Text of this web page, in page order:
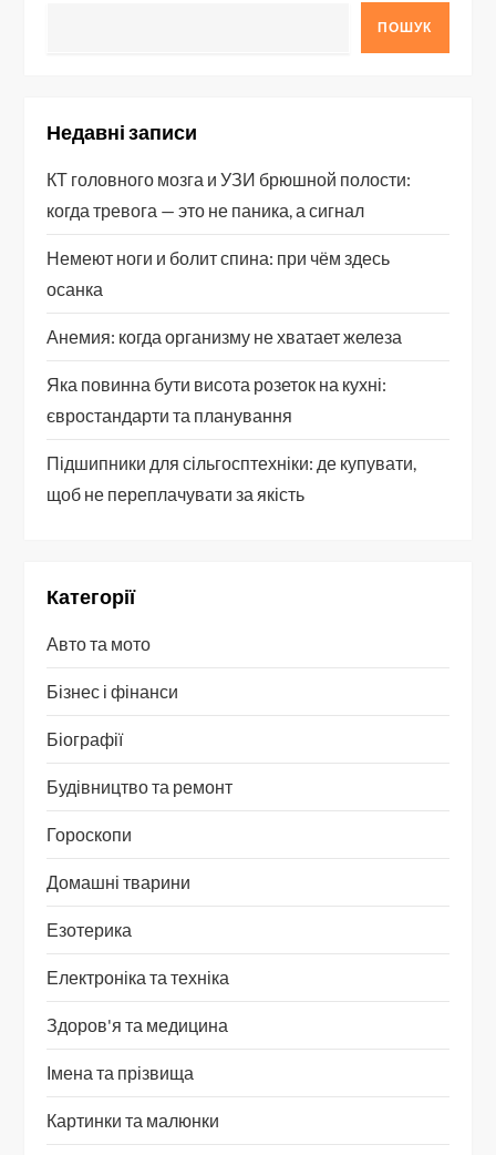
ПОШУК
Недавні записи
КТ головного мозга и УЗИ брюшной полости:
когда тревога — это не паника, а сигнал
Немеют ноги и болит спина: при чём здесь
осанка
Анемия: когда организму не хватает железа
Яка повинна бути висота розеток на кухні:
євростандарти та планування
Підшипники для сільгосптехніки: де купувати,
щоб не переплачувати за якість
Категорії
Авто та мото
Бізнес і фінанси
Біографії
Будівництво та ремонт
Гороскопи
Домашні тварини
Езотерика
Електроніка та техніка
Здоров'я та медицина
Імена та прізвища
Картинки та малюнки